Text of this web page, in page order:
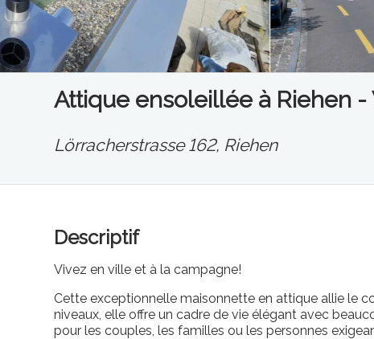
Attique ensoleillée à Riehen
Lörracherstrasse 162, Riehen
Descriptif
Vivez en ville et à la campagne!
Cette exceptionnelle maisonnette en attique allie le
niveaux, elle offre un cadre de vie élégant avec
pour les couples, les familles ou les personnes